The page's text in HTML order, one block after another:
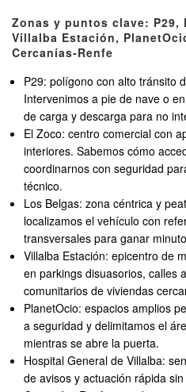
Zonas y puntos clave: P29,
Villalba Estación,
Cercanías-Renfe
P29: polígono con alto tránsito
Intervenimos a pie de nave o
de carga y descarga para no
El Zoco: centro comercial con
interiores. Sabemos cómo
coordinarnos con seguridad
técnico.
Los Belgas: zona céntrica y
localizamos el vehículo con
transversales para ganar
Villalba Estación: epicentro de
en parkings disuasorios, calles
comunitarios de viviendas
PlanetOcio: espacios amplios
a seguridad y delimitamos el
mientras se abre la puerta.
Hospital General de Villalba:
de avisos y actuación rápida